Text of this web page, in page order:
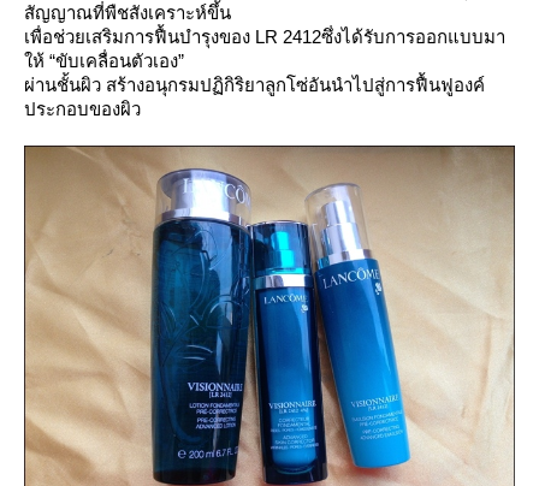
สัญญาณที่พืชสังเคราะห์ขึ้น
เพื่อช่วยเสริมการฟื้นบำรุงของ LR 2412ซึ่งได้รับการออกแบบมา
ห้ “ขับเคลื่อนตัวเอง”
ผ่านชั้นผิว สร้างอนุกรมปฏิกิริยาลูกโซ่อันนำไปสู่การฟื้นฟูองค์
ประกอบของผิว